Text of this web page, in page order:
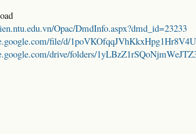
Opac/DmdInfo.aspx?dmd_id=23233
file/d/
drive/folders/